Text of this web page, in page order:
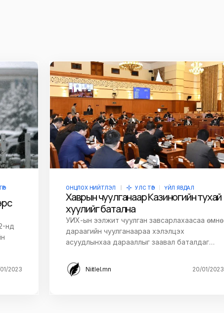
нд
2023
ОНЦЛОХ НИЙТЛЭЛ УЛС ТӨР ҮЙЛ ЯВДАЛ
Хаврын чуулганаар Казиногийн тухай
хуулийг батална
УИХ-ын ээлжит чуулган завсарлахаасаа өмнө
дараагийн чуулганаараа хэлэлцэх
асуудлынхаа дарааллыг заавал баталдаг…
Niitlel.mn 20/01/2023